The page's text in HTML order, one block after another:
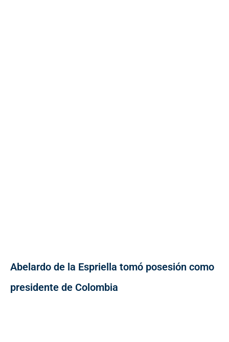
Abelardo de la Espriella tomó posesión como
presidente de Colombia